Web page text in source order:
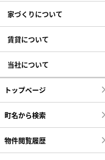
家づくりについて
賃貸について
当社について
トップページ
町名から検索
物件閲覧履歴